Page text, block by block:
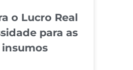
o Lucro Real
para as